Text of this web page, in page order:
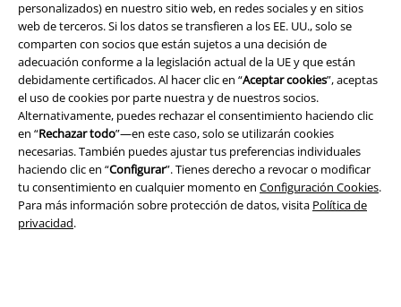
personalizados) en nuestro sitio web, en redes sociales y en sitios
web de terceros. Si los datos se transfieren a los EE. UU., solo se
comparten con socios que están sujetos a una decisión de
adecuación conforme a la legislación actual de la UE y que están
debidamente certificados. Al hacer clic en “Aceptar cookies”, aceptas
el uso de cookies por parte nuestra y de nuestros socios.
Alternativamente, puedes rechazar el consentimiento haciendo clic
en “Rechazar todo”—en este caso, solo se utilizarán cookies
necesarias. También puedes ajustar tus preferencias individuales
haciendo clic en “Configurar”. Tienes derecho a revocar o modificar
tu consentimiento en cualquier momento en Configuración Cookies.
Para más información sobre protección de datos, visita Política de
privacidad.
Legal
Términos y Condiciones
Aviso Legal
Ley protección de datos
Eliminación de residuos y protección del medioambiente
Declaración de Conformidad